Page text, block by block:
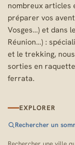
nombreux articles
préparer vos
Vosges…) et dans
Réunion…) :
et le trekking,
sorties en
ferrata.
EXPLORER
Rechercher un